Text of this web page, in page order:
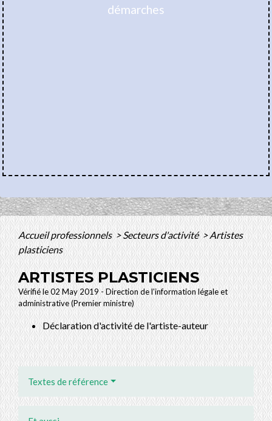
démarches
Accueil professionnels>Secteurs d'activité> Artistes
plasticiens
ARTISTES PLASTICIENS
Vérifié le 02 May 2019 - Direction de l'information légale et
administrative (Premier ministre)
Déclaration d'activité de l'artiste-auteur
Textes de référence